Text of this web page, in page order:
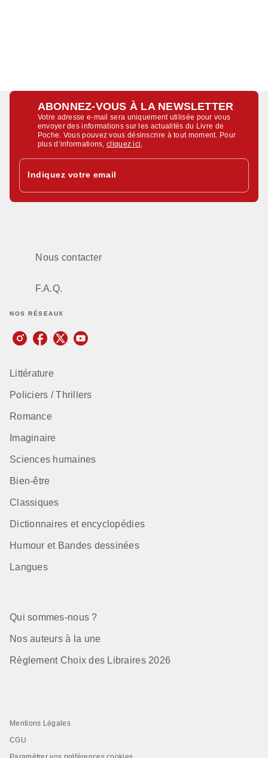
ABONNEZ-VOUS À LA NEWSLETTER
Votre adresse e-mail sera uniquement utilisée pour vous
envoyer des informations sur les actualités du Livre de
Poche. Vous pouvez vous désinscrire à tout moment. Pour
plus d’informations,cliquez ici
Indiquez votre email
Nous contacter
F.A.Q.
NOS RÉSEAUX
Littérature
Policiers / Thrillers
Romance
Imaginaire
Sciences humaines
Bien-être
Classiques
Dictionnaires et encyclopédies
Humour et Bandes dessinées
Langues
Qui sommes-nous ?
Nos auteurs à la une
Règlement Choix des Libraires 2026
Mentions Légales
CGU